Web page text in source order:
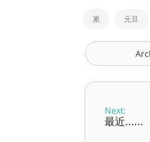
累 元旦
Next:
最近......